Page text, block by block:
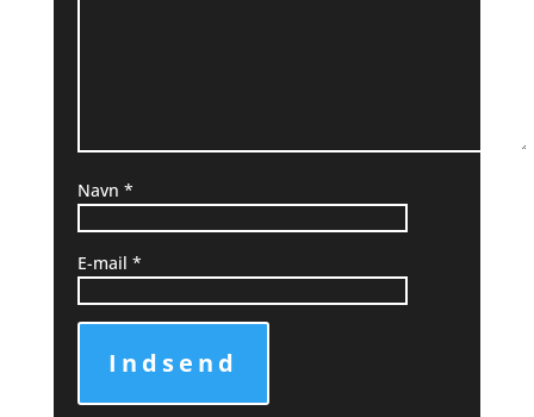
Navn *
E-mail *
Indsend